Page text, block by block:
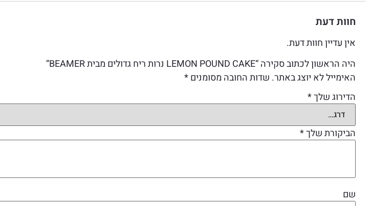
חוות דעת
אין עדיין חוות דעת.
היה הראשון לכתוב סקירה “LEMON POUND CAKE נרות ריח גדולים מבית BEAMER”
האימייל לא יוצג באתר. שדות החובה מסומנים*
הדירוג שלך*
הביקורת שלך*
שם